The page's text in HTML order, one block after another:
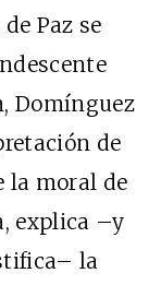
Paz se
Domínguez
de
la moral de
explica –y
la